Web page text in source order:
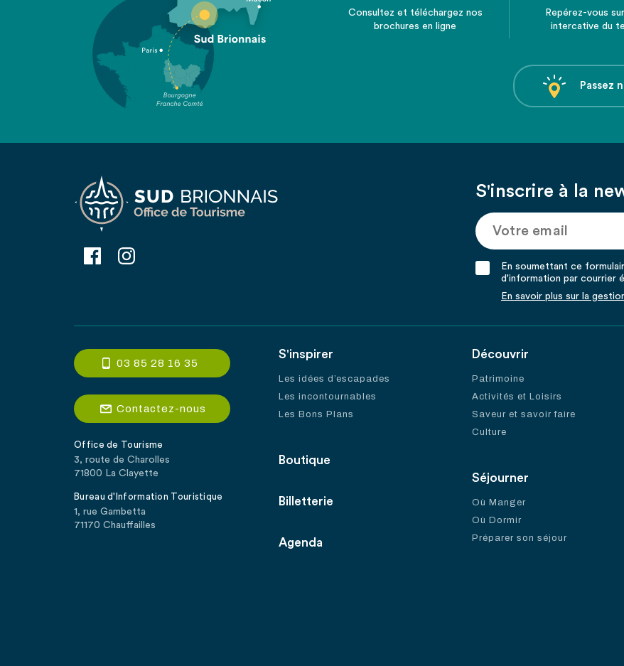
Consultez et téléchargez nos
brochures en ligne
Repérez-vous
intercative du
Passez
S'inscrire à la
En soumettant ce
d'information par courrier
En savoir plus sur la
03 85 28 16 35
Contactez-nous
Office de Tourisme
3, route de Charolles
71800 La Clayette
Bureau d'Information Touristique
1, rue Gambetta
71170 Chauffailles
S'inspirer
Les idées d’escapades
Les incontournables
Les Bons Plans
Boutique
Billetterie
Agenda
Découvrir
Patrimoine
Activités et Loisirs
Saveur et savoir faire
Culture
Séjourner
Où Manger
Où Dormir
Préparer son séjour